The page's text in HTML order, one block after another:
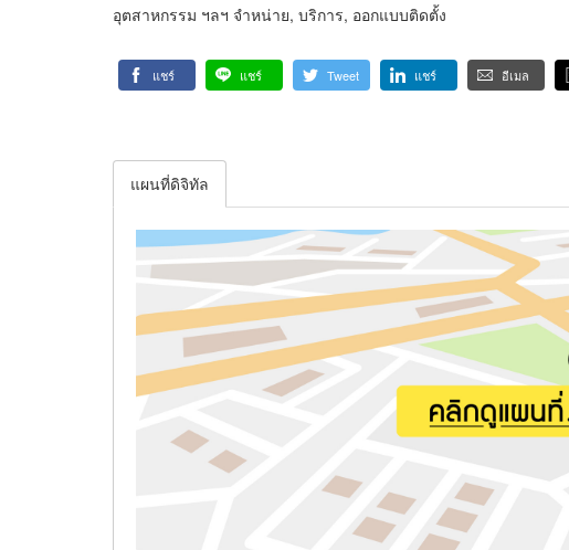
อุตสาหกรรม ฯลฯ จำหน่าย, บริการ, ออกแบบติดตั้ง
แชร์ แชร์ Tweet แชร์ อีเมล
แผนที่ดิจิทัล